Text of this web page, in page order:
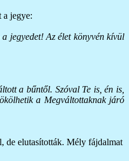
a jegye:
jegyedet! Az élet könyvén kívül
a bűntől. Szóval Te is, én is,
a Megváltottaknak járó
de elutasították. Mély fájdalmat